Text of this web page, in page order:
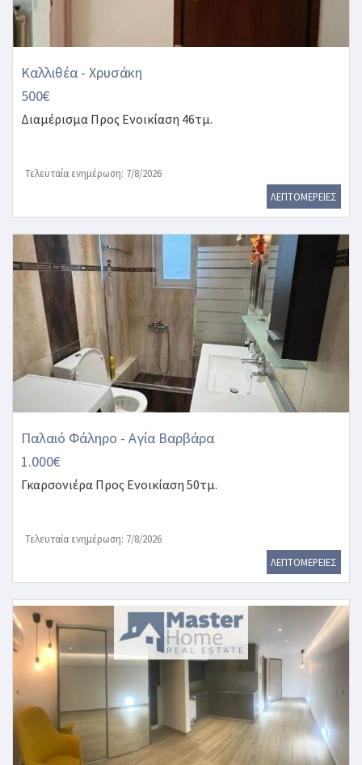
Καλλιθέα - Χρυσάκη
500€
Διαμέρισμα Προς Ενοικίαση 46τμ.
Τελευταία ενημέρωση: 7/8/2026
ΛΕΠΤΟΜΕΡΕΙΕΣ
Παλαιό Φάληρο - Αγία Βαρβάρα
1.000€
Γκαρσονιέρα Προς Ενοικίαση 50τμ.
Τελευταία ενημέρωση: 7/8/2026
ΛΕΠΤΟΜΕΡΕΙΕΣ